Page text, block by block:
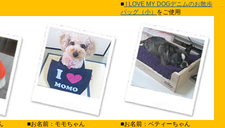
■ I LOVE MY DOGデニムのお散歩
バッグ（小） をご使用
■お名前：モモちゃん
■お名前：ベティーちゃん